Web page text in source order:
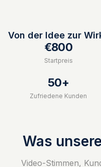
Von der Idee zur
€800
Startpreis
50+
Zufriedene Kunden
Was
Video-Stimmen,